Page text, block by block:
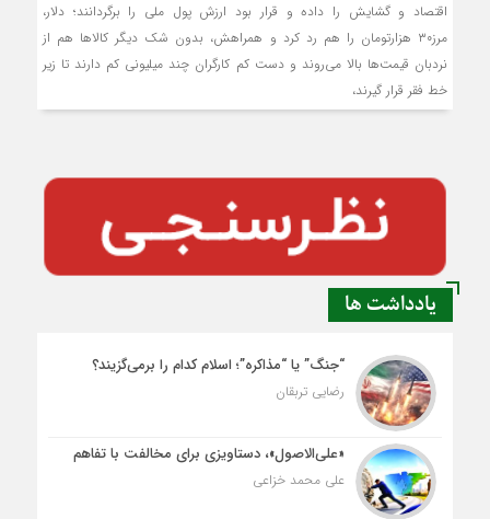
اقتصاد و گشایش را داده و قرار بود ارزش پول ملی را برگردانند؛ دلار،
مرز۳۰ هزارتومان را هم رد کرد و همراهش، بدون شک دیگر کالا‌ها هم از
نردبان قیمت‌ها بالا می‌روند و دست کم کارگران چند میلیونی کم دارند تا زیر
خط فقر قرار گیرند،
یادداشت ها
“جنگ” یا “مذاکره”؛ اسلام کدام را برمی‌گزیند؟
رضایی تربقان
«علی‌الاصول»، دستاویزی برای مخالفت با تفاهم
علی محمد خزاعی